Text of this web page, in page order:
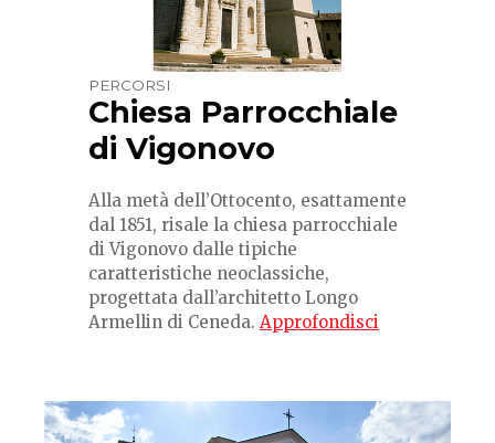
PERCORSI
Chiesa Parrocchiale
di Vigonovo
Alla metà dell’Ottocento, esattamente
dal 1851, risale la chiesa parrocchiale
di Vigonovo dalle tipiche
caratteristiche neoclassiche,
progettata dall’architetto Longo
Armellin di Ceneda. Approfondisci